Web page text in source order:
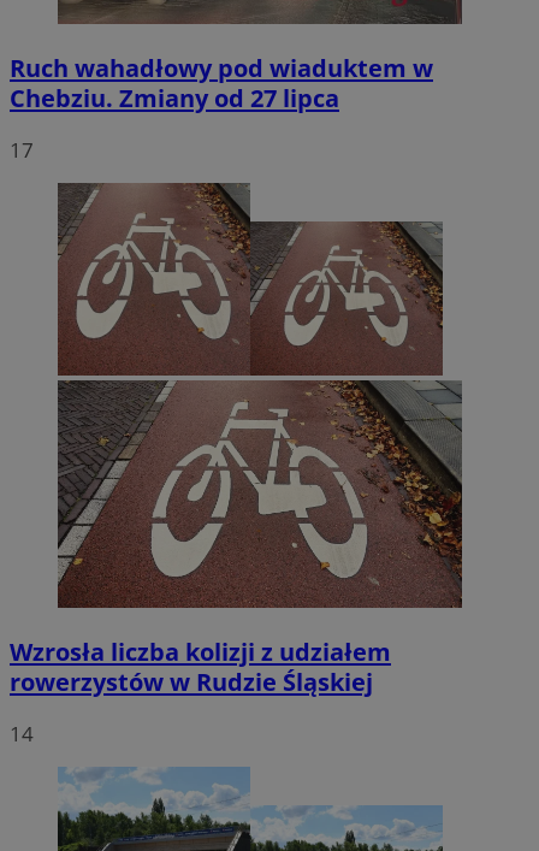
Ruch wahadłowy pod wiaduktem w
Chebziu. Zmiany od 27 lipca
17
Wzrosła liczba kolizji z udziałem
rowerzystów w Rudzie Śląskiej
14